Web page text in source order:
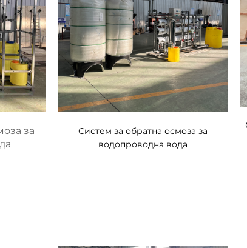
за
Систем за обратна осмоза за
водопроводна вода